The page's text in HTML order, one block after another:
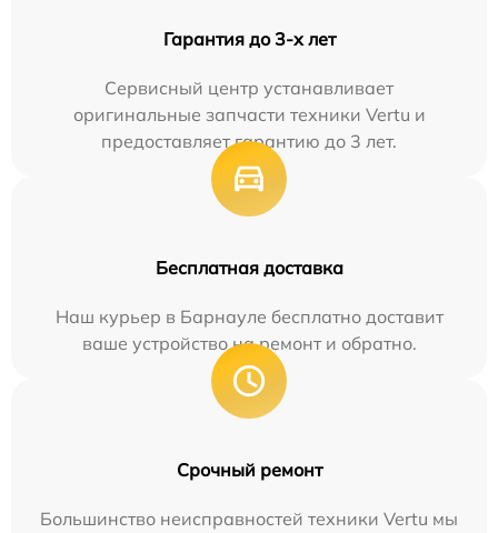
Гарантия до 3-х лет
Сервисный центр устанавливает
оригинальные запчасти техники Vertu и
предоставляет гарантию до 3 лет.
Бесплатная доставка
Наш курьер в Барнауле бесплатно доставит
ваше устройство на ремонт и обратно.
Срочный ремонт
Большинство неисправностей техники Vertu мы